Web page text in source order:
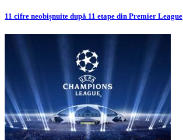
11 cifre neobișnuite după 11 etape din Premier League